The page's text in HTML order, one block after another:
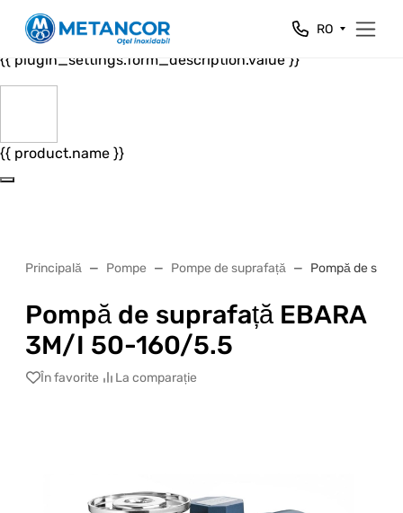
Close
{{ plugin_settings.form_header.value }}
{{ plugin_settings.form_description.value }}
{{ product.name }}
RO
Principală Pompe Pompe de suprafață Pompă de
Pompă de suprafață EBARA
3M/I 50-160/5.5
În favorite La comparație